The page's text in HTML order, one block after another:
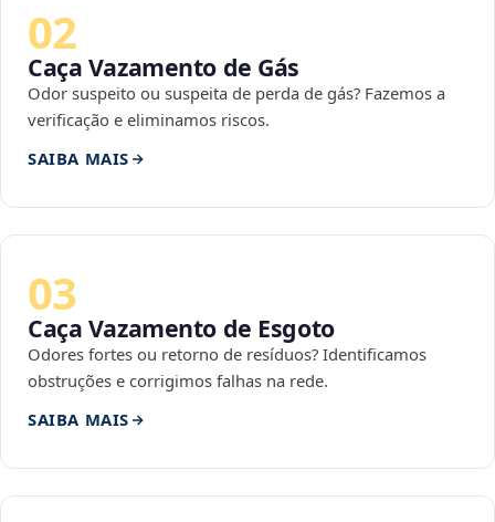
02
Caça Vazamento de Gás
Odor suspeito ou suspeita de perda de gás? Fazemos a
verificação e eliminamos riscos.
SAIBA MAIS
03
Caça Vazamento de Esgoto
Odores fortes ou retorno de resíduos? Identificamos
obstruções e corrigimos falhas na rede.
SAIBA MAIS